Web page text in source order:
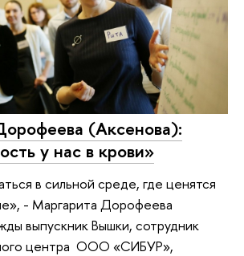
(Аксенова):
у нас в крови»
в сильной среде, где ценятся
- Маргарита Дорофеева
выпускник Вышки, сотрудник
центра ООО «СИБУР»,